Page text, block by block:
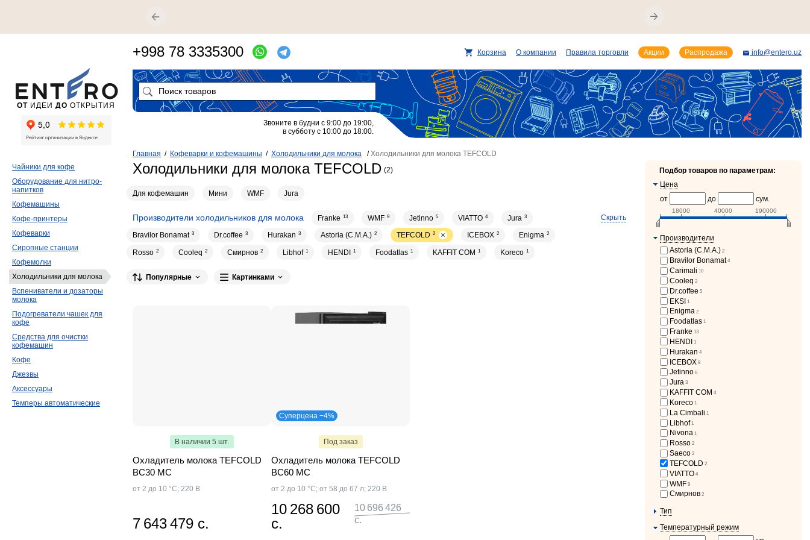
Главная / Кофеварки и кофемашины / Холодильники для молока /Холодильники для молока TEFCOLD
Холодильники для молока TEFCOLD (2)
Для кофемашин Мини WMF Jura
Скрыть
Производители холодильников для молока Franke 13 WMF 9 Jetinno 5 VIATTO 4 Jura 3
Bravilor Bonamat 3 Dr.coffee 3 Hurakan 3 Astoria (C.M.A.) 2 TEFCOLD 2 ICEBOX 2 Enigma 2
Rosso 2 Cooleq 2 Смирнов 2 Libhof 1 HENDI 1 Foodatlas 1 KAFFIT COM 1 Koreco 1
Популярные Картинками
В наличии 5 шт.
Охладитель молока TEFCOLD
BC30 MC
от 2 до 10 °C; 220 В
7 643 479 с.
Суперцена −4%
Под заказ
Охладитель молока TEFCOLD
BC60 MC
от 2 до 10 °C; от 58 до 67 л; 220 В
10 268 600
с.
10 696 426
с.
Подбор товаров по параметрам:
Цена
от
до сум.
18000 40000 190000
Производители
Astoria (C.M.A.) 2
Bravilor Bonamat 4
Carimali 10
Cooleq 2
Dr.coffee 5
EKSI 1
Enigma 2
Foodatlas 1
Franke 13
HENDI 1
Hurakan 4
ICEBOX 8
Jetinno 6
Jura 3
KAFFIT COM 4
Koreco 1
La Cimbali 1
Libhof 1
Nivona 1
Rosso 2
Saeco 2
TEFCOLD 2
VIATTO 4
WMF 9
Смирнов 2
Тип
Температурный режим
Чайники для кофе
Оборудование для нитро-
напитков
Кофемашины
Кофе-принтеры
Кофеварки
Сиропные станции
Кофемолки
Холодильники для молока
Вспениватели и дозаторы
молока
Подогреватели чашек для
кофе
Средства для очистки
кофемашин
Кофе
Джезвы
Аксессуары
Темперы автоматические
ОТ ИДЕИ ДО ОТКРЫТИЯ
+998 78 3335300 Корзина О компании Правила торговли Акции Распродажа info@entero.uz
Звоните в будни с 9:00 до 19:00,
в субботу с 10:00 до 18:00.